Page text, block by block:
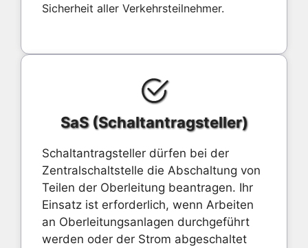
Sicherheit aller Verkehrsteilnehmer.
SaS (Schaltantragsteller)
Schaltantragsteller dürfen bei der
Zentralschaltstelle die Abschaltung von
Teilen der Oberleitung beantragen. Ihr
Einsatz ist erforderlich, wenn Arbeiten
an Oberleitungsanlagen durchgeführt
werden oder der Strom abgeschaltet